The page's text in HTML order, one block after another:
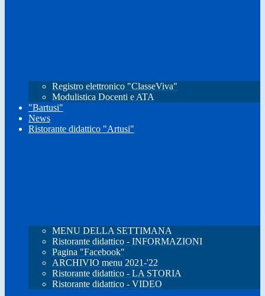
Registro elettronico "ClasseViva"
Modulistica Docenti e ATA
"Bartusi"
News
Ristorante didattico "Artusi"
MENU DELLA SETTIMANA
Ristorante didattico - INFORMAZIONI
Pagina "Facebook"
ARCHIVIO menu 2021-'22
Ristorante didattico - LA STORIA
Ristorante didattico - VIDEO